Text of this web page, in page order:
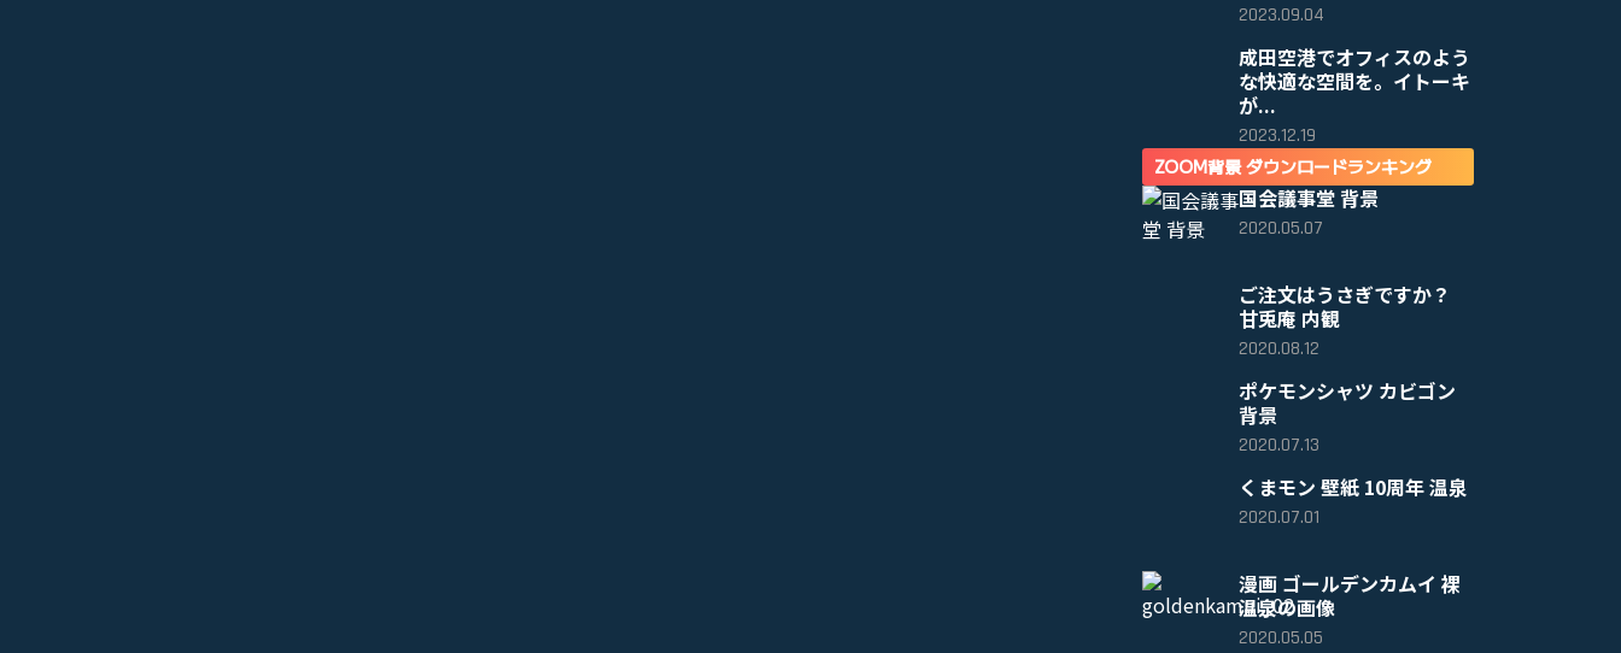
2023.09.04
成田空港でオフィスのよう
な快適な空間を。イトーキ
が...
2023.12.19
ZOOM背景 ダウンロードランキング
国会議事堂 背景
2020.05.07
ご注文はうさぎですか？
甘兎庵 内観
2020.08.12
ポケモンシャツ カビゴン
背景
2020.07.13
くまモン 壁紙 10周年 温泉
2020.07.01
漫画 ゴールデンカムイ 裸
温泉の画像
2020.05.05